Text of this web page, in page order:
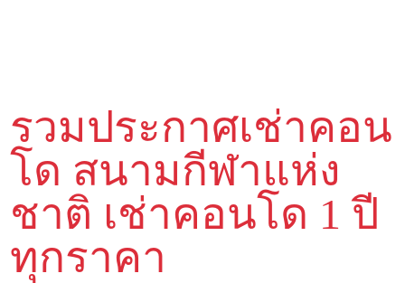
รวมประกาศเช่าคอน
โด สนามกีฬาแห่ง
ชาติ เช่าคอนโด 1 ปี
ทุกราคา